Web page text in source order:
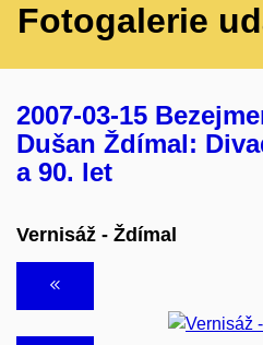
Fotogalerie
2007-03-15
Dušan Ždímal:
a 90. let
Vernisáž - Ždímal